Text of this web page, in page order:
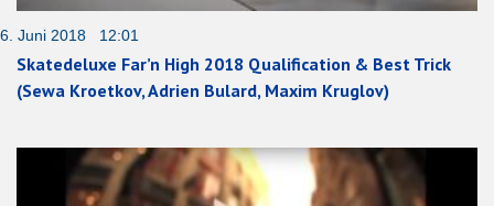
6. Juni 2018 12:01
Skatedeluxe Far’n High 2018 Qualification & Best Trick
(Sewa Kroetkov, Adrien Bulard, Maxim Kruglov)